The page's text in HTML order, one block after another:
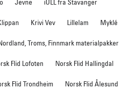
Jevne iULL fra Stavanger
Krivi Vev Lillelam Myklé
Troms, Finnmark materialpakker
Flid Lofoten Norsk Flid Hallingdal
Flid Trondheim Norsk Flid Ålesund